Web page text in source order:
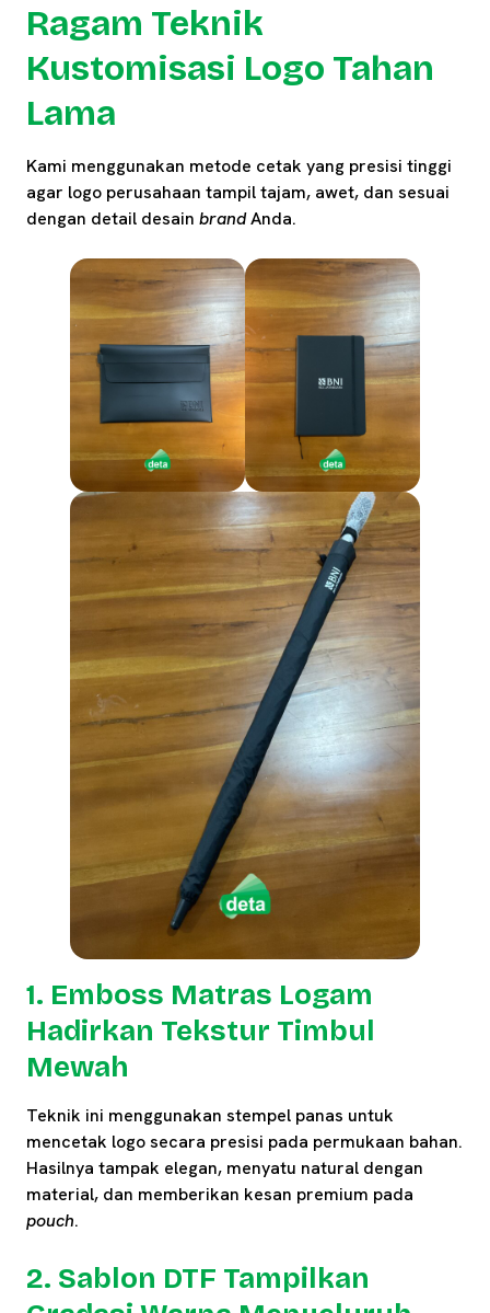
Ragam Teknik
Kustomisasi Logo Tahan
Lama
Kami menggunakan metode cetak yang presisi tinggi
agar logo perusahaan tampil tajam, awet, dan sesuai
dengan detail desain brandAnda.
1. Emboss Matras Logam
Hadirkan Tekstur Timbul
Mewah
Teknik ini menggunakan stempel panas untuk
mencetak logo secara presisi pada permukaan bahan.
Hasilnya tampak elegan, menyatu natural dengan
material, dan memberikan kesan premium pada
pouch.
2. Sablon DTF Tampilkan